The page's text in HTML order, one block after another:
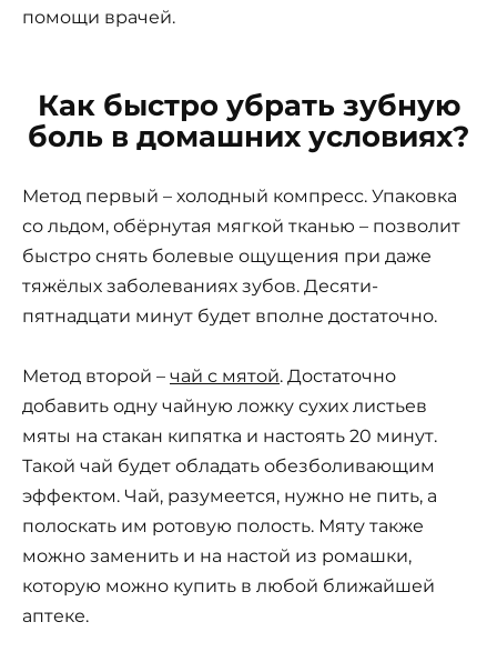
помощи врачей.
Как быстро убрать зубную
боль в домашних условиях?
Метод первый – холодный компресс. Упаковка
со льдом, обёрнутая мягкой тканью – позволит
быстро снять болевые ощущения при даже
тяжёлых заболеваниях зубов. Десяти-
пятнадцати минут будет вполне достаточно.
Метод второй – чай с мятой. Достаточно
добавить одну чайную ложку сухих листьев
мяты на стакан кипятка и настоять 20 минут.
Такой чай будет обладать обезболивающим
эффектом. Чай, разумеется, нужно не пить, а
полоскать им ротовую полость. Мяту также
можно заменить и на настой из ромашки,
которую можно купить в любой ближайшей
аптеке.